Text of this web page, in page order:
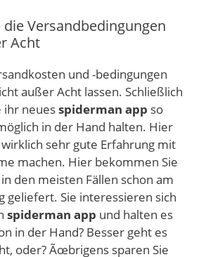
die Versandbedingungen
Acht
und -bedingungen
außer Acht lassen. Schließlich
ihr neuesspiderman app so
in der Hand halten. Hier
sehr gute Erfahrung mit
machen. Hier bekommen Sie
den meisten Fällen schon am
geliefert. Sie interessieren sich
spiderman app und halten es
in der Hand? Besser geht es
oder? Ãœbrigens sparen Sie